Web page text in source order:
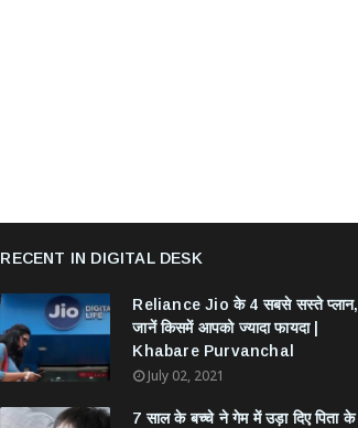
RECENT IN DIGITAL DESK
Reliance Jio के 4 सबसे सस्ते प्लान,
जानें किसमें आपको ज्यादा फायदा |
Khabare Purvanchal
July 02, 2021
7 साल के बच्चे ने गेम में उड़ा दिए पिता के